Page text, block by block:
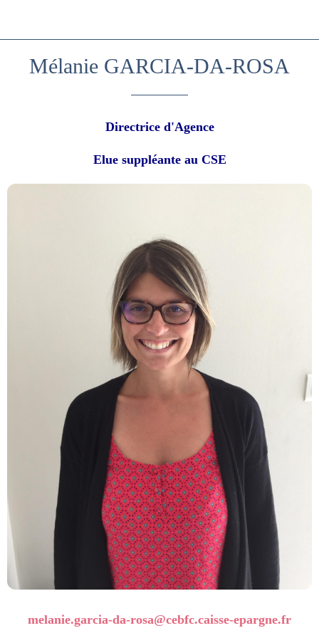
Mélanie GARCIA-DA-ROSA
Directrice d'Agence
Elue suppléante au CSE
melanie.garcia-da-rosa@cebfc.caisse-epargne.fr